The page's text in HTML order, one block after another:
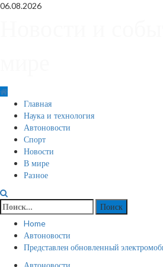
Skip
06.08.2026
Primary
Menu
Главная
Наука и технология
Автоновости
Спорт
Новости
В мире
Разное
Найти:
Home
Автоновости
Представлен обновленный
Автоновости